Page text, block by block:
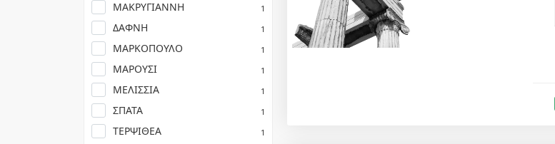
ΜΑΚΡΥΓΙΑΝΝΗ 1
ΔΑΦΝΗ 1
ΜΑΡΚΟΠΟΥΛΟ 1
ΜΑΡΟΥΣΙ 1
ΜΕΛΙΣΣΙΑ 1
ΣΠΑΤΑ 1
ΤΕΡΨΙΘΕΑ 1